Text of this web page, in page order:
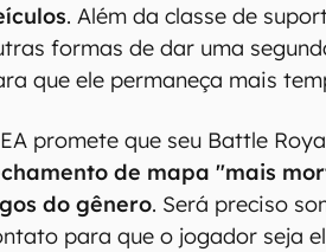
. Além da classe de
formas de dar uma
que ele permaneça mais
promete que seu Battle
de mapa "mais
do gênero. Será preciso
para que o jogador seja